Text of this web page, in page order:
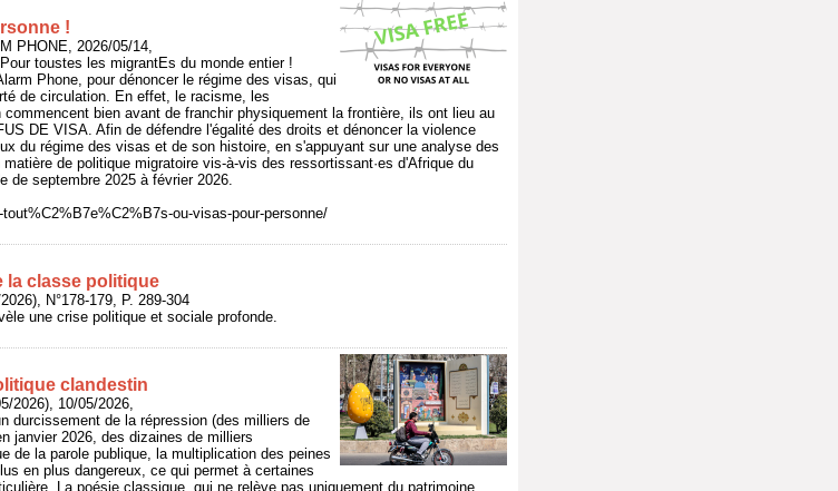
!
PHONE, 2026/05/14,
toustes les migrantEs du monde entier !
Phone, pour dénoncer le régime des visas, qui
de circulation. En effet, le racisme, les
bien avant de franchir physiquement la frontière, ils ont lieu au
DE VISA. Afin de défendre l'égalité des droits et dénoncer la violence
du régime des visas et de son histoire, en s'appuyant sur une analyse des
de politique migratoire vis-à-vis des ressortissant·es d'Afrique du
de septembre 2025 à février 2026.
ou-visas-pour-personne/
la classe politique
N°178-179, P. 289-304
une crise politique et sociale profonde.
clandestin
2026), 10/05/2026,
durcissement de la répression (des milliers de
janvier 2026, des dizaines de milliers
de la parole publique, la multiplication des peines
en plus dangereux, ce qui permet à certaines
La poésie classique, qui ne relève pas uniquement du patrimoine